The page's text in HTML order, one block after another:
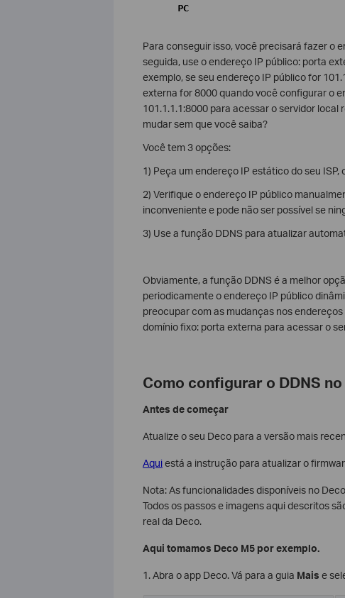
Para conseguir isso, você precisará fazer o
seguida, use o endereço IP público: porta
exemplo, se seu endereço IP público for
externa for 8000 quando você configurar o
101.1.1.1:8000 para acessar o servidor
mudar sem que você saiba?
Você tem 3 opções:
1) Peça um endereço IP estático do seu ISP,
2) Verifique o endereço IP público
inconveniente e pode não ser possível se
3) Use a função DDNS para atualizar
Obviamente, a função DDNS é a melhor
periodicamente o endereço IP público
preocupar com as mudanças nos
domínio fixo: porta externa para acessar o
Como configurar o DDNS
Antes de começar
Atualize o seu Deco para a versão mais
Aquiestá a instrução para atualizar o
Nota:As funcionalidades disponíveis no
Todos os passos e imagens aqui descritos
real da Deco.
Aqui tomamos Deco M5 por exemplo.
1. Abra o app Deco. Vá para a guia Mais e